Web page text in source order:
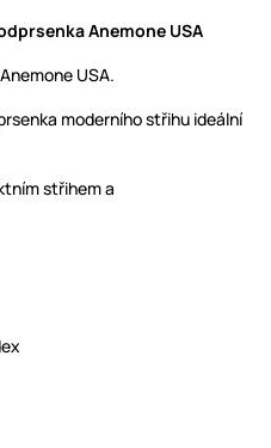
Anemone USA
USA.
moderního střihu ideální
střihem a